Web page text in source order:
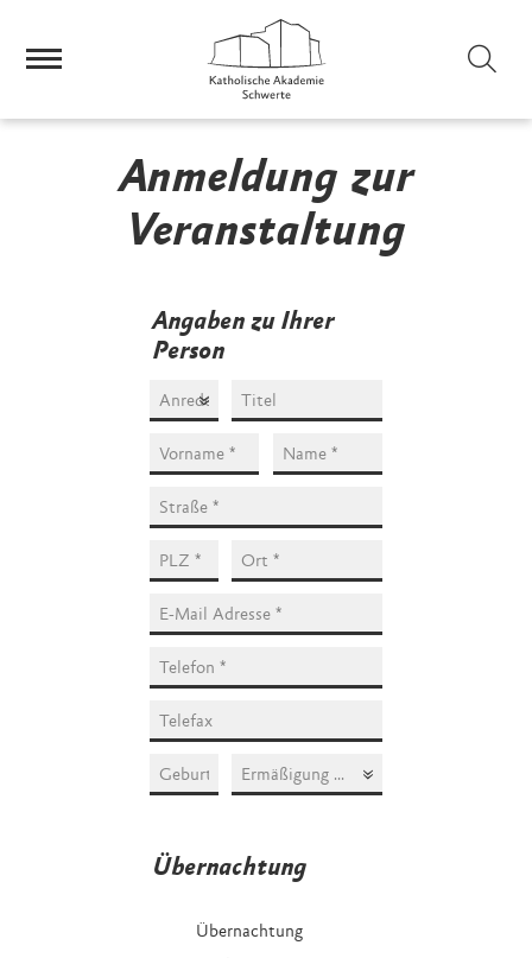
Anmeldung zur
Veranstaltung
Angaben zu Ihrer
Person
Ich habe Anspruch auf Ermäßigung, sofern im
Tagungsprogramm angegeben.
Übernachtung
Übernachtung